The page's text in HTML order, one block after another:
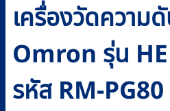
เครื่องวัดความ
Omron รุ่น
รหัส RM-PG80